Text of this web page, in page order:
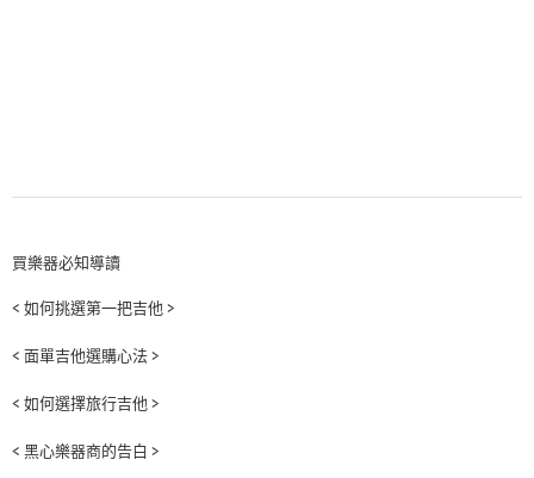
買樂器必知導讀
< 如何挑選第一把吉他 >
< 面單吉他選購心法 >
< 如何選擇旅行吉他 >
< 黑心樂器商的告白 >